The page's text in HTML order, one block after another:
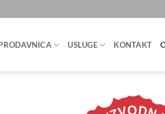
USLUGE KONTAKT